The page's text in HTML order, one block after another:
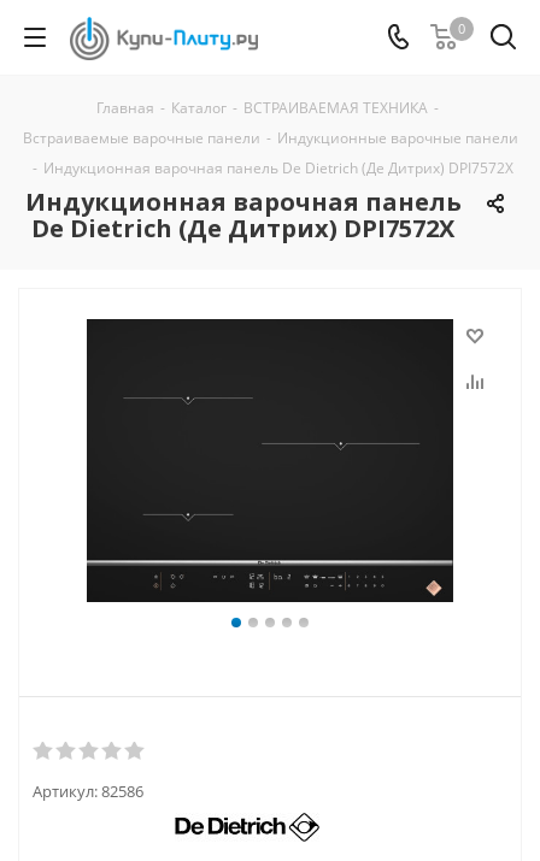
0
Главная - Каталог - ВСТРАИВАЕМАЯ ТЕХНИКА -
Встраиваемые варочные панели - Индукционные варочные панели
- Индукционная варочная панель De Dietrich (Де Дитрих) DPI7572X
Индукционная варочная панель
De Dietrich (Де Дитрих) DPI7572X
Артикул:82586